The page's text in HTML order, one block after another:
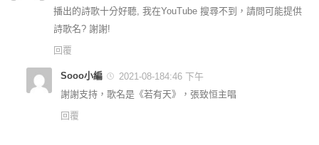
播出的詩歌十分好聽, 我在YouTube 搜尋不到，請問可能提供
詩歌名? 謝謝!
回覆
Sooo小編
2021-08-184:46 下午
謝謝支持，歌名是《若有天》，張致恒主唱
回覆